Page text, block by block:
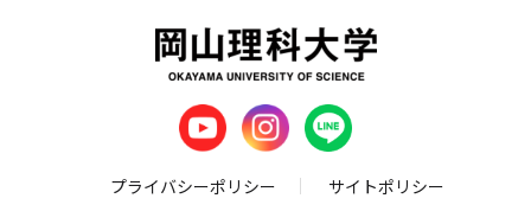
プライバシーポリシー サイトポリシー